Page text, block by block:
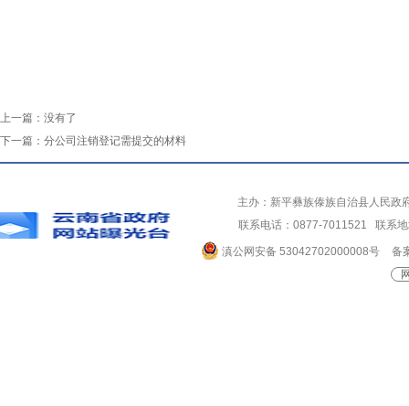
上一篇： 没有了
下一篇： 分公司注销登记需提交的材料
主办：新平彝族傣族自治县人民
联系电话：0877-7011521 联系
滇公网安备 53042702000008号
备